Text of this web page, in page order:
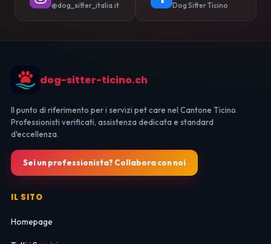
@dog_sitter_italia.it Dog Sitter Ticino
dog-sitter-ticino.ch
Il punto di riferimento per i servizi pet care nel Cantone Ticino.
Professionisti verificati, assistenza dedicata e standard
d'eccellenza.
Sei un professionista? Collabora con noi
IL SITO
Homepage